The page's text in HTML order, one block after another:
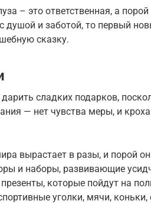
– это ответственная, а
душой и заботой, то первый
сказку.
сладких подарков,
— нет чувства меры, и
вырастает в разы, и порой
и наборы, развивающие
которые пойдут на
уголки, мячи, коньки,